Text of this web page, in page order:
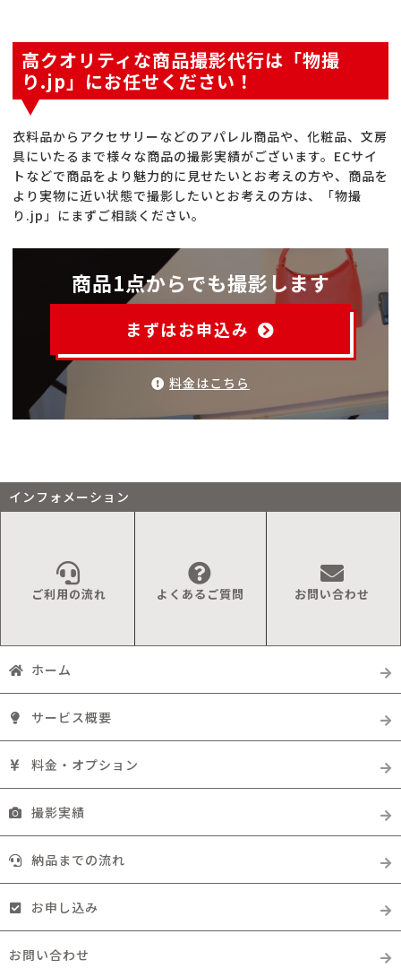
高クオリティな商品撮影代行は「物撮
り.jp」にお任せください！
衣料品からアクセサリーなどのアパレル商品や、化粧品、文房
具にいたるまで様々な商品の撮影実績がございます。ECサイ
トなどで商品をより魅力的に見せたいとお考えの方や、商品を
より実物に近い状態で撮影したいとお考えの方は、「物撮
り.jp」にまずご相談ください。
商品1点からでも撮影します
まずはお申込み
料金はこちら
インフォメーション
ご利用の流れ よくあるご質問 お問い合わせ
ホーム
サービス概要
料金・オプション
撮影実績
納品までの流れ
お申し込み
お問い合わせ